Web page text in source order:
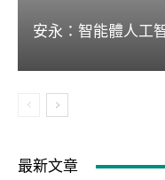
安永：智能體人工
最新文章